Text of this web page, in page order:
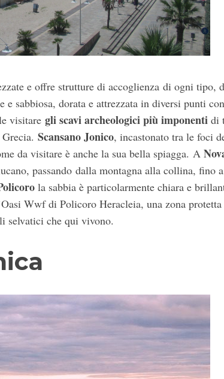
e offre strutture di accoglienza di ogni tipo,
e sabbiosa, dorata e attrezzata in diversi punti
visitare gli scavi archeologici più imponenti di
Scansano Jonico, incastonato tra le foci
da visitare è anche la sua bella spiagga. A
passando dalla montagna alla collina, fino
la sabbia è particolarmente chiara e
Wwf di Policoro Heracleia, una zona
selvatici che qui vivono.